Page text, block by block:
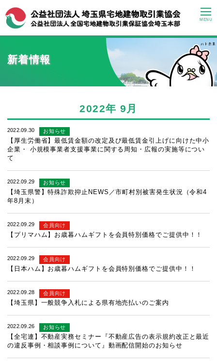
MENU
新着情報
2022年 9月
2022.09.30 お知らせ
【厚生労働省】最低賃金額の改定及び最低賃金引上げに向けた中小
企業・ 小規模事業者支援事業に関する周知・広報の実施等につい
て
2022.09.29 お知らせ
【埼玉県警】特殊詐欺抑止NEWS／市町村別被害発生状況（令和4
年8月末）
2022.09.29 会員向け
【プリマハム】お歳暮ハムギフトを会員特別価格でご提供中！！
2022.09.29 会員向け
【日本ハム】お歳暮ハムギフトを会員特別価格でご提供中！！
2022.09.28 会員向け
【埼玉県】一般競争入札による県有地売払いのご案内
2022.09.26 お知らせ
【全宅連】不動産実務セミナー『不動産広告の表示規約改正と最近
の違反事例・相談事例について』動画配信開始のお知らせ